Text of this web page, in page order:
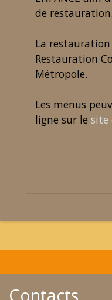
de restauration.
La
Restauration
Métropole.
Les menus
ligne sur le site
Contacts